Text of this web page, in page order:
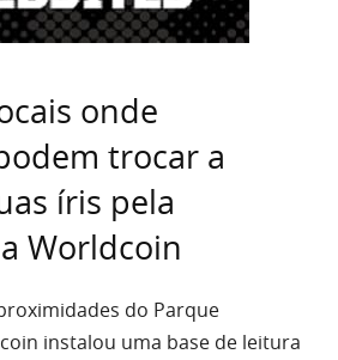
onde
trocar a
íris pela
Worldcoin
do Parque
instalou uma base de leitura